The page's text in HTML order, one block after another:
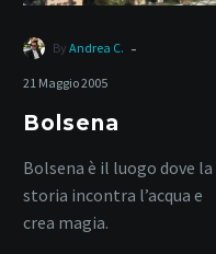
By Andrea C. -
21 Maggio 2005
Bolsena
Bolsena è il luogo dove la
storia incontra l’acqua e
crea magia.